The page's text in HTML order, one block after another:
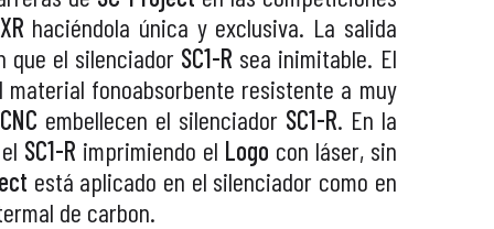
haciéndola única y exclusiva. La salida
que el silenciador SC1-R sea inimitable. El
material fonoabsorbente resistente a muy
CNC embellecen el silenciador SC1-R. En la
SC1-R imprimiendo el Logo con láser, sin
está aplicado en el silenciador como en
de carbon.